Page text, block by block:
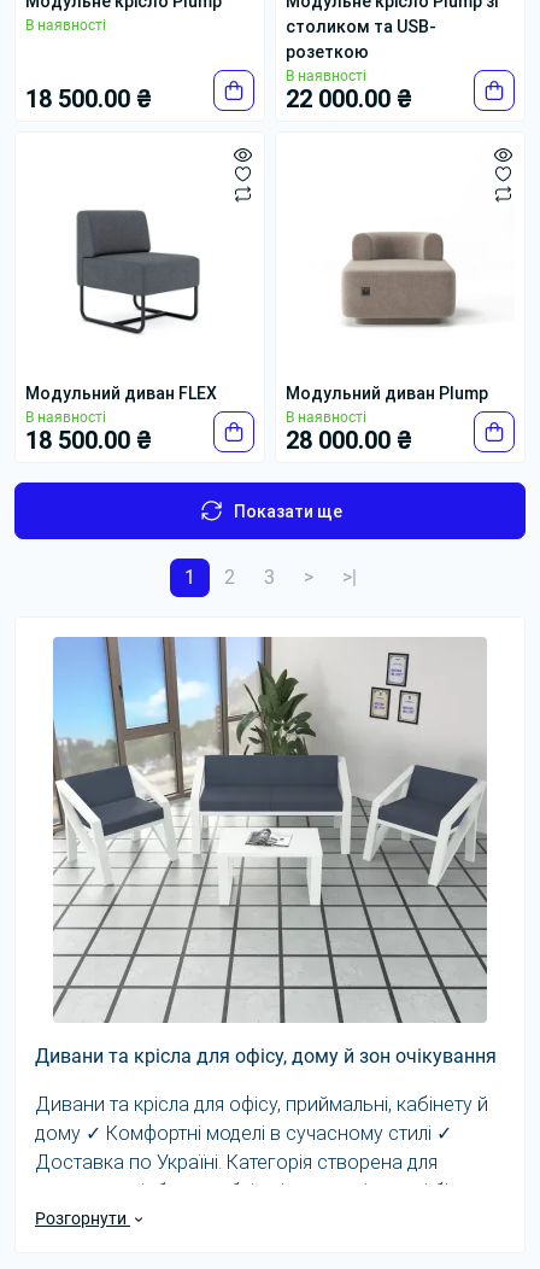
В наявності
18 500.00 ₴
столиком та USB-
розеткою
В наявності
22 000.00 ₴
Модульний диван FLEX
В наявності
18 500.00 ₴
Модульний диван Plump
В наявності
28 000.00 ₴
Показати ще
1 2 3 > >|
Дивани та крісла для офісу, дому й зон очікування
Дивани та крісла для офісу, приймальні, кабінету й
дому ✓ Комфортні моделі в сучасному стилі ✓
Доставка по Україні. Категорія створена для
швидкого підбору меблів під реальні задачі бізнесу:
робочі місця, кабінети, приймальні, open space та
Розгорнути